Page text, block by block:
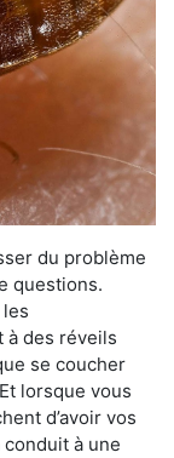
du problème
questions.
à des réveils
se coucher
lorsque vous
d’avoir vos
à une